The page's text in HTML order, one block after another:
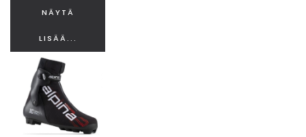
NÄYTÄ
LISÄÄ...